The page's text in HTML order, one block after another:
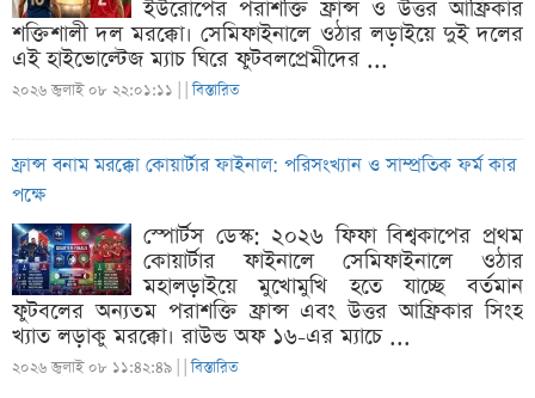
ইউরোপের পরাশক্তি ফ্রান্স ও উত্তর আফ্রিকার
শক্তিশালী দল মরক্কো। সেমিফাইনালে ওঠার লড়াইয়ে দুই দলের
এই হাইভোল্টেজ ম্যাচ ঘিরে ফুটবলপ্রেমীদের ...
২০২৬ জুলাই ০৮ ২২:০১:১১ | |বিস্তারিত
ফ্রান্স বনাম মরক্কো কোয়ার্টার ফাইনাল: পরিসংখ্যান ও সাম্প্রতিক ফর্ম কার
পক্ষে
স্পোর্টস ডেস্ক: ২০২৬ ফিফা বিশ্বকাপের প্রথম
কোয়ার্টার ফাইনালে সেমিফাইনালে ওঠার
মহালড়াইয়ে মুখোমুখি হতে যাচ্ছে বর্তমান
ফুটবলের অন্যতম পরাশক্তি ফ্রান্স এবং উত্তর আফ্রিকার সিংহ
খ্যাত লড়াকু মরক্কো। রাউন্ড অফ ১৬-এর ম্যাচে ...
২০২৬ জুলাই ০৮ ১১:৪২:৪৯ | |বিস্তারিত